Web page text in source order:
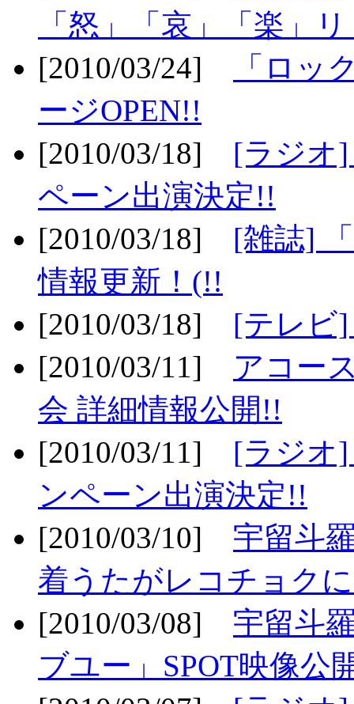
「怒」「哀」「楽」
[2010/03/24]
「ロッ
ージOPEN!!
[2010/03/18] [ラジオ
ペーン出演決定!!
[2010/03/18] [雑誌]
情報更新！(!!
[2010/03/18] [テレビ
[2010/03/11] アコー
会 詳細情報公開!!
[2010/03/11] [ラジオ
ンペーン出演決定!!
[2010/03/10] 宇留斗
着うたがレコチョク
[2010/03/08] 宇留斗
ブユー」SPOT映像公